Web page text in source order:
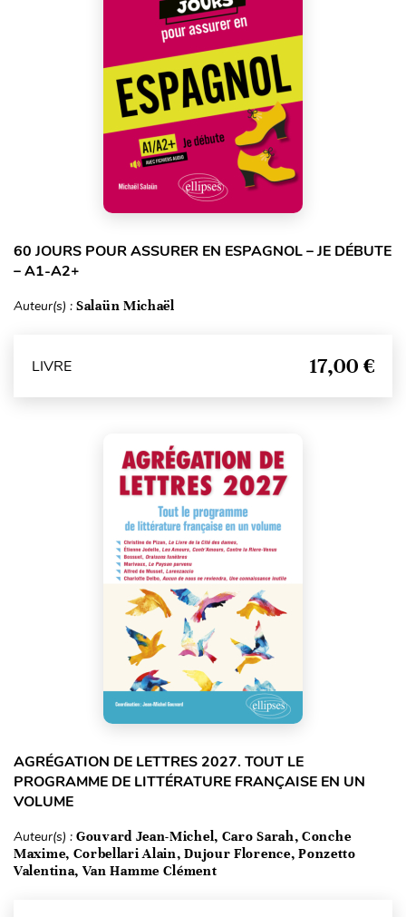
60 JOURS POUR ASSURER EN ESPAGNOL – JE DÉBUTE
– A1-A2+
Auteur(s) : Salaün Michaël
LIVRE 17,00 €
AGRÉGATION DE LETTRES 2027. TOUT LE
PROGRAMME DE LITTÉRATURE FRANÇAISE EN UN
VOLUME
Auteur(s) : Gouvard Jean-Michel, Caro Sarah, Conche
Maxime, Corbellari Alain, Dujour Florence, Ponzetto
Valentina, Van Hamme Clément